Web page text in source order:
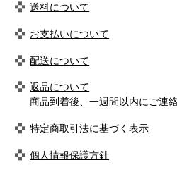
送料について
お支払いについて
配送について
返品について
商品到着後、一週間以内にご連
特定商取引法に基づく表示
個人情報保護方針